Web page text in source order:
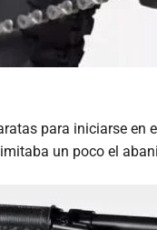
para iniciarse
un poco el